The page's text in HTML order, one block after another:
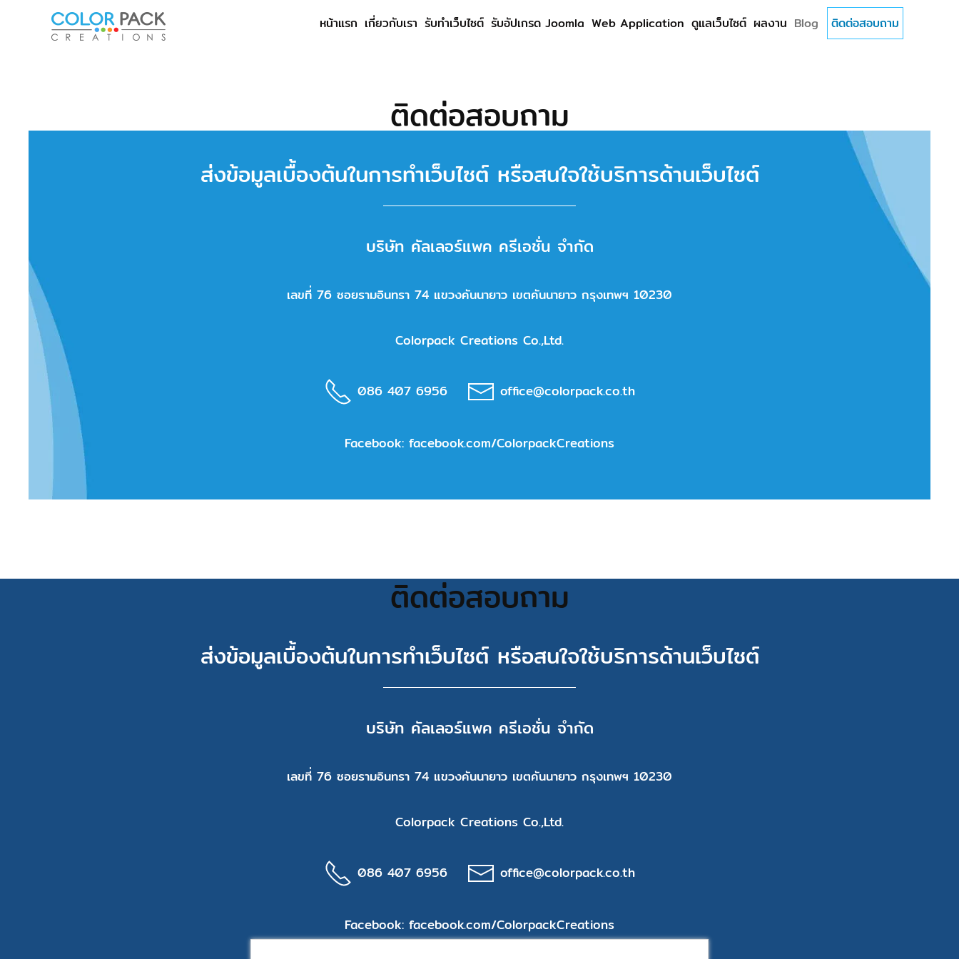
Skip to main content
หน้าแรก เกี่ยวกับเรา รับทำเว็บไซต์ รับอัปเกรด Joomla Web Application ดูแลเว็บไซต์ ผลงาน Blog ติดต่อสอบถาม
ติดต่อสอบถาม
ส่งข้อมูลเบื้องต้นในการทำเว็บไซต์ หรือสนใจใช้บริการด้านเว็บไซต์
บริษัท คัลเลอร์แพค ครีเอชั่น จำกัด
เลขที่ 76 ซอยรามอินทรา 74 แขวงคันนายาว เขตคันนายาว กรุงเทพฯ 10230
Colorpack Creations Co.,Ltd.
086 407 6956 office@colorpack.co.th
Facebook: facebook.com/ColorpackCreations
ติดต่อสอบถาม
ส่งข้อมูลเบื้องต้นในการทำเว็บไซต์ หรือสนใจใช้บริการด้านเว็บไซต์
บริษัท คัลเลอร์แพค ครีเอชั่น จำกัด
เลขที่ 76 ซอยรามอินทรา 74 แขวงคันนายาว เขตคันนายาว กรุงเทพฯ 10230
Colorpack Creations Co.,Ltd.
086 407 6956 office@colorpack.co.th
Facebook: facebook.com/ColorpackCreations